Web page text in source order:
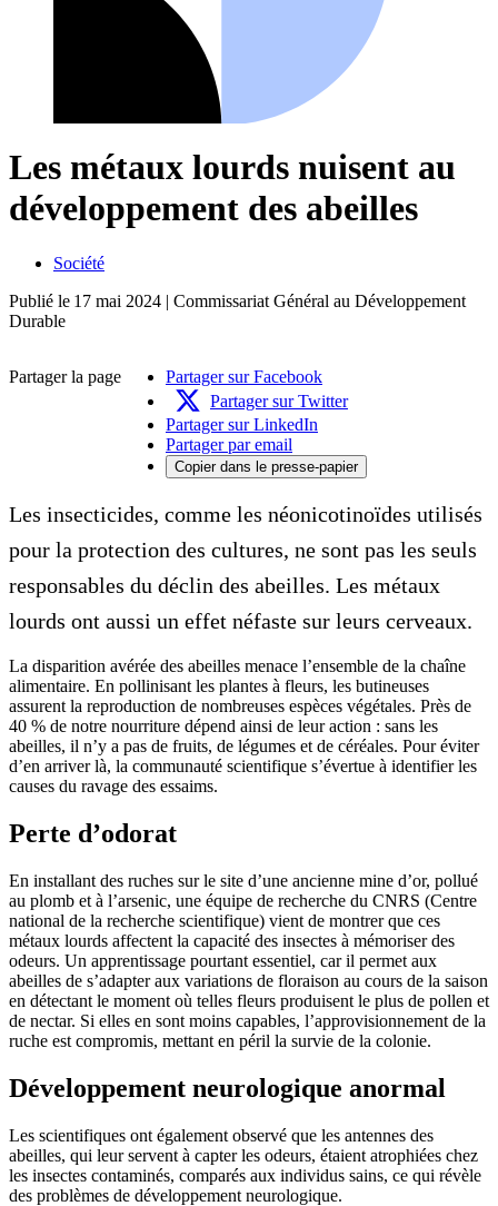
Les métaux lourds nuisent au
développement des abeilles
Société
Publié le 17 mai 2024 | Commissariat Général au Développement
Durable
Partager la page
Partager sur Facebook
Partager sur Twitter
Partager sur LinkedIn
Partager par email
Copier dans le presse-papier
Les insecticides, comme les néonicotinoïdes utilisés
pour la protection des cultures, ne sont pas les seuls
responsables du déclin des abeilles. Les métaux
lourds ont aussi un effet néfaste sur leurs cerveaux.
La disparition avérée des abeilles menace l’ensemble de la chaîne
alimentaire. En pollinisant les plantes à fleurs, les butineuses
assurent la reproduction de nombreuses espèces végétales. Près de
40 % de notre nourriture dépend ainsi de leur action : sans les
abeilles, il n’y a pas de fruits, de légumes et de céréales. Pour éviter
d’en arriver là, la communauté scientifique s’évertue à identifier les
causes du ravage des essaims.
Perte d’odorat
En installant des ruches sur le site d’une ancienne mine d’or, pollué
au plomb et à l’arsenic, une équipe de recherche du CNRS (Centre
national de la recherche scientifique) vient de montrer que ces
métaux lourds affectent la capacité des insectes à mémoriser des
odeurs. Un apprentissage pourtant essentiel, car il permet aux
abeilles de s’adapter aux variations de floraison au cours de la saison
en détectant le moment où telles fleurs produisent le plus de pollen et
de nectar. Si elles en sont moins capables, l’approvisionnement de la
ruche est compromis, mettant en péril la survie de la colonie.
Développement neurologique anormal
Les scientifiques ont également observé que les antennes des
abeilles, qui leur servent à capter les odeurs, étaient atrophiées chez
les insectes contaminés, comparés aux individus sains, ce qui révèle
des problèmes de développement neurologique.